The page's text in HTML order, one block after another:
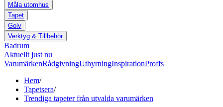
Måla utomhus
Tapet
Golv
Verktyg & Tillbehör
Badrum
Aktuellt just nu
VarumärkenRådgivningUthyrningInspirationProffs
Hem/
Tapetsera/
Trendiga tapeter från utvalda varumärken